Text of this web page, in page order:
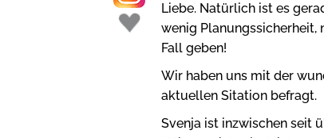
Liebe. Natürlich ist es
wenig Planungssicherheit,
Fall geben!
Wir haben uns mit der
aktuellen Sitation befragt.
Svenja ist inzwischen seit